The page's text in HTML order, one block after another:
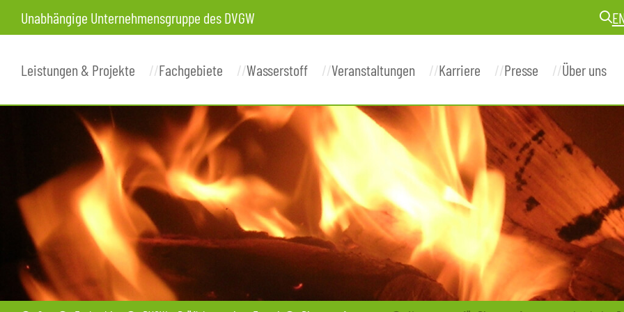
Unabhängige Unternehmensgruppe des DVGW
Leistungen & Projekte Fachgebiete Wasserstoff Veranstaltungen Karriere Presse Über uns